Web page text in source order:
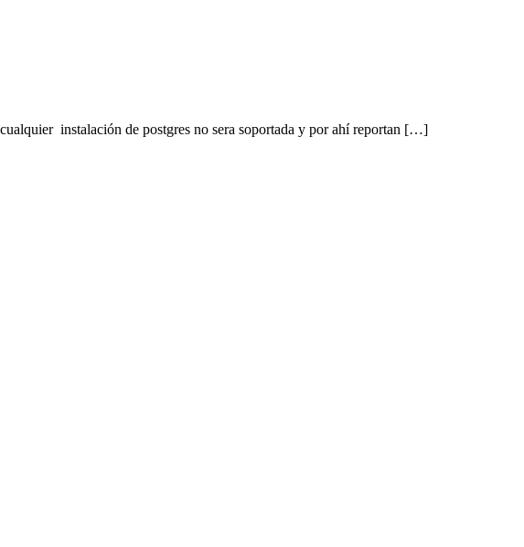
instalación de postgres no sera soportada y por ahí reportan […]